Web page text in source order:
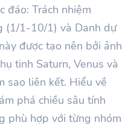
đáo: Trách nhiệm
(1/1-10/1) và Danh dự
được tạo nên bởi ảnh
tinh Saturn, Venus và
sao liên kết. Hiểu về
phá chiều sâu tính
phù hợp với từng nhóm